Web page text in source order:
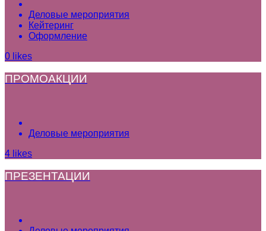
Деловые мероприятия
Кейтеринг
Оформление
0 likes
ПРОМОАКЦИИ
Деловые мероприятия
4 likes
ПРЕЗЕНТАЦИИ